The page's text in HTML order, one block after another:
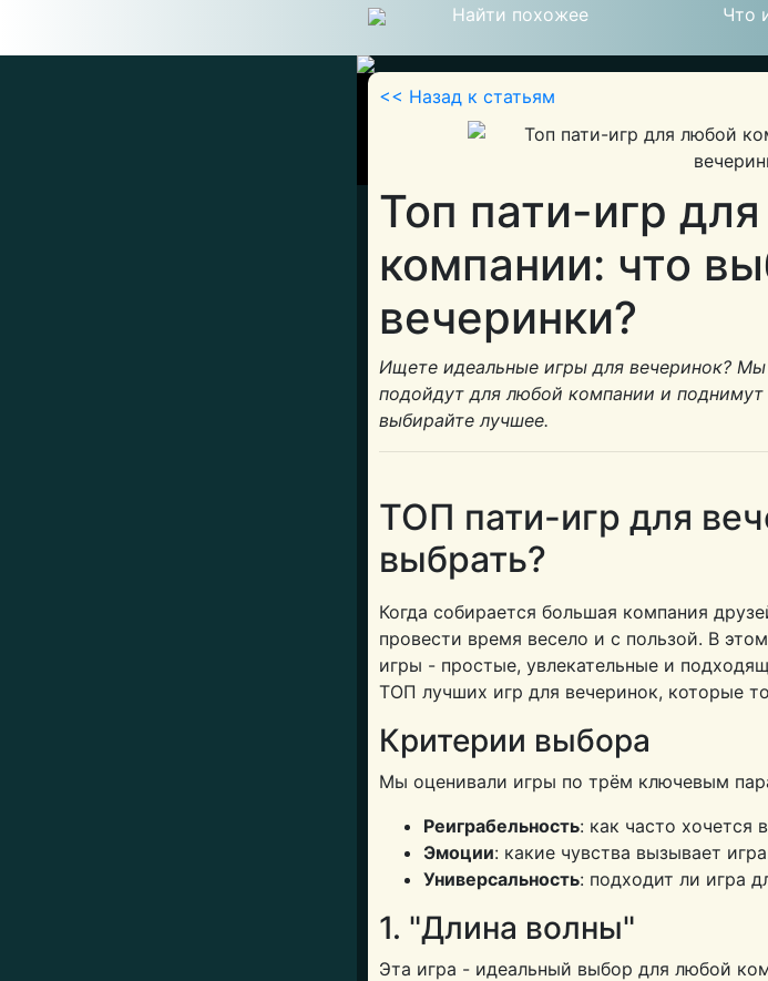
Найти похожее Что
©
<< Назад к статьям
Топ пати-игр
компании: что
вечеринки?
Ищете идеальные игры для вечеринок?
подойдут для любой компании и
выбирайте лучшее.
ТОП пати-игр для
выбрать?
Когда собирается большая компания
провести время весело и с пользой. В
игры - простые, увлекательные и
ТОП лучших игр для вечеринок, которые
Критерии выбора
Мы оценивали игры по трём ключевым
Реиграбельность: как часто хочется
Эмоции: какие чувства вызывает
Универсальность: подходит ли игра
1. "Длина волны"
Эта игра - идеальный выбор для любой